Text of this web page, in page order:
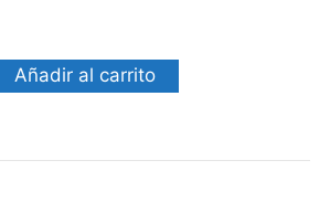
Añadir al carrito